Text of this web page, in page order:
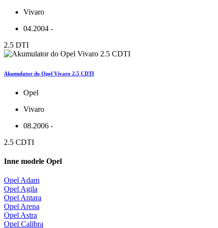
Vivaro
04.2004 -
2.5 DTI
Akumulator do Opel Vivaro 2.5 CDTI
Opel
Vivaro
08.2006 -
2.5 CDTI
Inne modele Opel
Opel Adam
Opel Agila
Opel Antara
Opel Arena
Opel Astra
Opel Calibra